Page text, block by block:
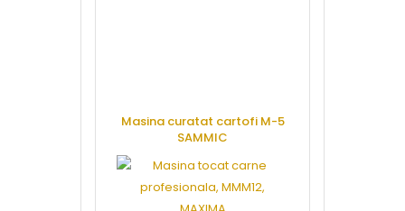
Masina curatat cartofi M-5
SAMMIC
CERE OFERTA